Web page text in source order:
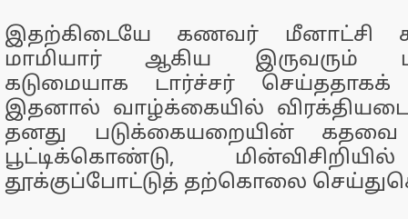
இதற்கிடையே கணவர் மீனாட்சி
மாமியார் ஆகிய இருவரும்
கடுமையாக டார்ச்சர் செய்ததாகக்
இதனால் வாழ்க்கையில்
தனது படுக்கையறையின்
பூட்டிக்கொண்டு,
தூக்குப்போட்டுத் தற்கொலை